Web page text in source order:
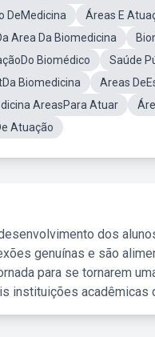
DeMedicina
Áreas E
Area Da Biomedicina
Biomédico
Saúde
Biomedicina
Areas
AreasPara Atuar
Atuação
dos
genuínas e são
para se tornarem
instituições acadêmicas